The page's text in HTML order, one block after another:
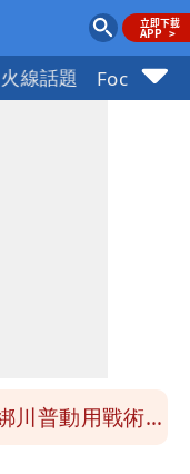
火線話題 Focus+
是好友」 駁斥
王一場空
川普動用戰術性